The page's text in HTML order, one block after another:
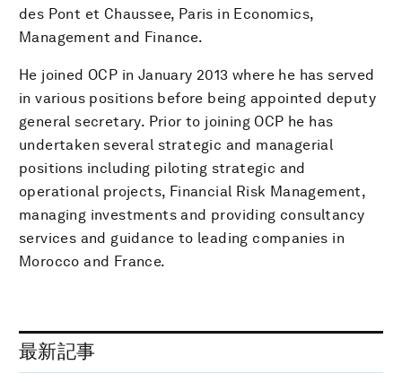
des Pont et Chaussee, Paris in Economics,
Management and Finance.
He joined OCP in January 2013 where he has served
in various positions before being appointed deputy
general secretary. Prior to joining OCP he has
undertaken several strategic and managerial
positions including piloting strategic and
operational projects, Financial Risk Management,
managing investments and providing consultancy
services and guidance to leading companies in
Morocco and France.
最新記事